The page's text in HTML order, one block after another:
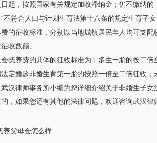
起，按照国家有关规定加收滞纳金；仍不缴纳
不符合人口与计划生育法第十八条的规定生育子
的征收标准，分别以当地城镇居民年人均可支
收数额。
会抚养费的具体的征收标准为：多生一胎的按二
定婚龄非婚生育第一胎的按照一倍至二倍征收；
武汉律师事务所小编为您详细介绍关于非婚生子
，如果您还有其他的法律问题，欢迎咨询武汉律
养父母会怎么样